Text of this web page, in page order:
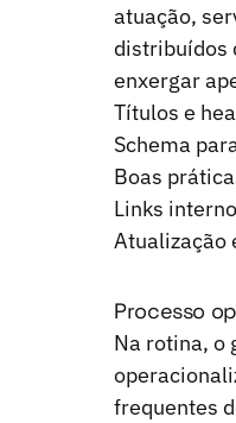
atuação,
distribuídos
enxergar
Títulos e
Schema
Boas
Links
Atualização
Processo
Na rotina, o
frequentes